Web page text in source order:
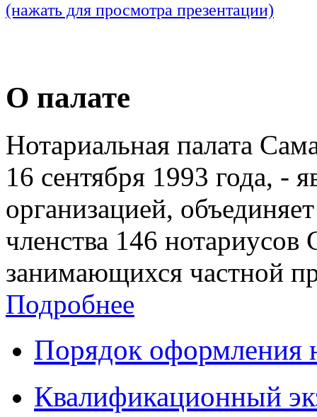
(нажать для просмотра презентации)
О палате
Нотариальная палата
16 сентября 1993 года, -
организацией,
членства 146 нотариусов
занимающихся частной
Подробнее
Порядок оформления
Квалификационный